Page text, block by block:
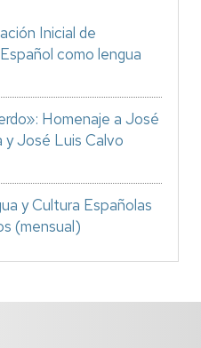
Inicial de
como lengua
Homenaje a José
y José Luis Calvo
y Cultura Españolas
(mensual)